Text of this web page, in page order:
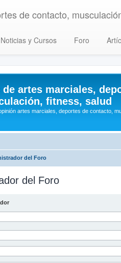
de contacto,
Noticias y Cursos Foro
de artes marciales,
fitness, salud
artes marciales, deportes de contacto,
del Foro
del Foro